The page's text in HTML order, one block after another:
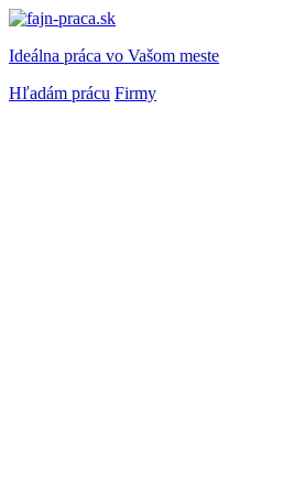
Ideálna práca vo Vašom meste
Hľadám prácu Firmy